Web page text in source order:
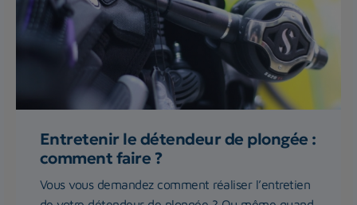
Entretenir le détendeur de plongée :
comment faire ?
Vous vous demandez comment réaliser l’entretien